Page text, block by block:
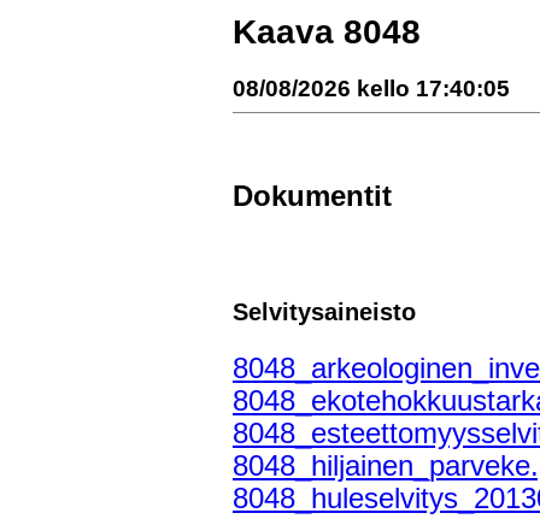
Kaava 8048
08/08/2026 kello 17:40:05
Dokumentit
Selvitysaineisto